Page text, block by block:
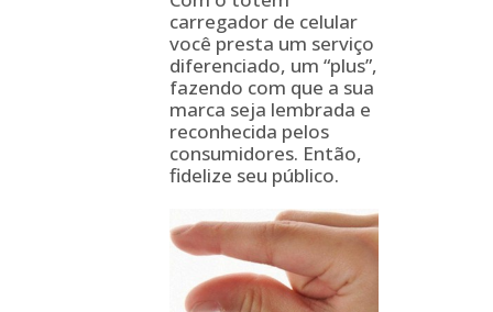
carregador de celular
você presta um serviço
diferenciado, um “plus”,
fazendo com que a sua
marca seja lembrada e
reconhecida pelos
consumidores. Então,
fidelize seu público.